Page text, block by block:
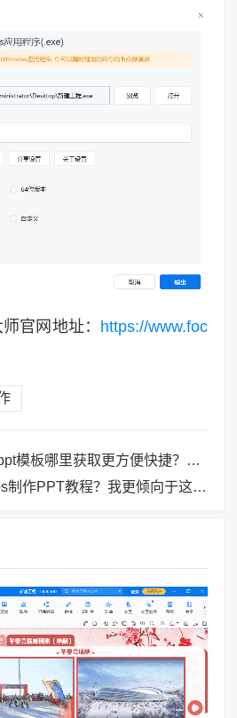
官网地址： https://www.foc
哪里获取更方便快捷？试试这个软件吧！
作PPT教程？我更倾向于这个软件